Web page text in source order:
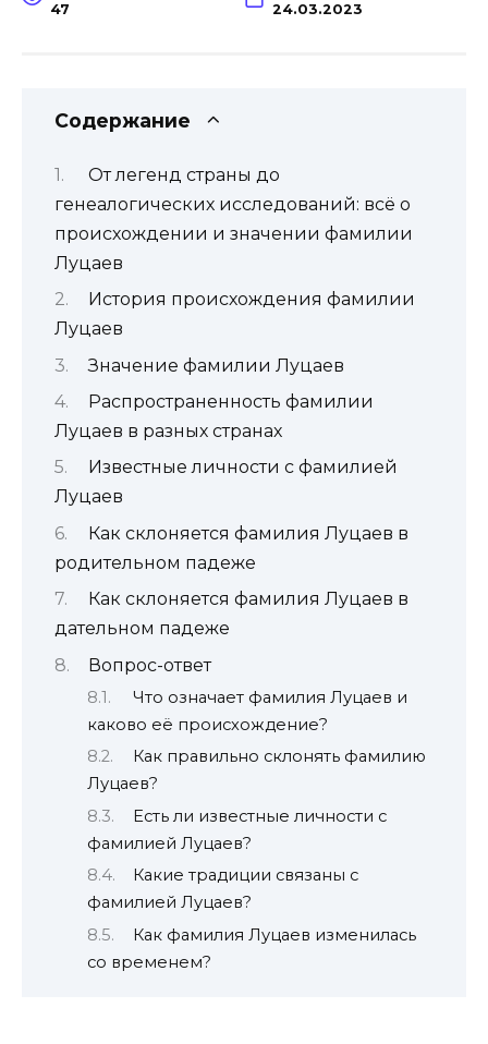
47 24.03.2023
Содержание
От легенд страны до
генеалогических исследований: всё о
происхождении и значении фамилии
Луцаев
История происхождения фамилии
Луцаев
Значение фамилии Луцаев
Распространенность фамилии
Луцаев в разных странах
Известные личности с фамилией
Луцаев
Как склоняется фамилия Луцаев в
родительном падеже
Как склоняется фамилия Луцаев в
дательном падеже
Вопрос-ответ
Что означает фамилия Луцаев и
каково её происхождение?
Как правильно склонять фамилию
Луцаев?
Есть ли известные личности с
фамилией Луцаев?
Какие традиции связаны с
фамилией Луцаев?
Как фамилия Луцаев изменилась
со временем?